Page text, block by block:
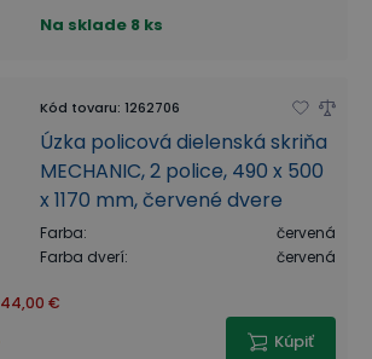
Na sklade 8 ks
Kód tovaru: 1262706
Úzka policová dielenská skriňa
MECHANIC, 2 police, 490 x 500
x 1170 mm, červené dvere
Farba:
červená
Farba dverí: červená
44,00 €
Kúpiť